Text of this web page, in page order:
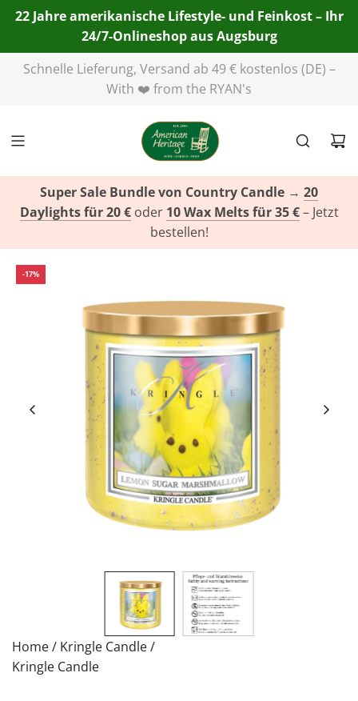
22 Jahre amerikanische Lifestyle- und Feinkost – Ihr
24/7-Onlineshop aus Augsburg
Telefon:+49(0)821 455 254 00 | E-Mail:info@american-
heritage.de| WhatsApp:+49(0)151 116 719 10
Super Sale Bundle von Country Candle → 20
Daylights für 20 €oder 10 Wax Melts für 35 €– Jetzt
bestellen!
-17%
Home/ Kringle Candle/
Kringle Candle